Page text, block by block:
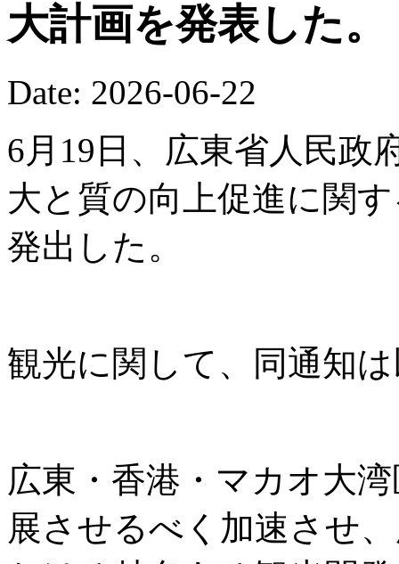
大計画を発表した。
Date: 2026-06-22
6月19日、広東省人民政
大と質の向上促進に関
発出した。
観光に関して、同通知
広東・香港・マカオ大
展させるべく加速させ